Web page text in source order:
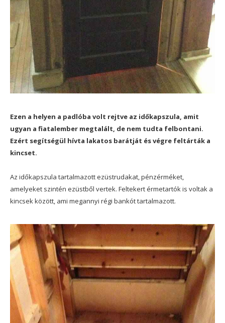
Ezen a helyen a padlóba volt rejtve az időkapszula, amit
ugyan a fiatalember megtalált, de nem tudta felbontani.
Ezért segítségül hívta lakatos barátját és végre feltárták a
kincset.
Az időkapszula tartalmazott ezüstrudakat, pénzérméket,
amelyeket szintén ezüstből vertek. Feltekert érmetartók is voltak a
kincsek között, ami megannyi régi bankót tartalmazott.